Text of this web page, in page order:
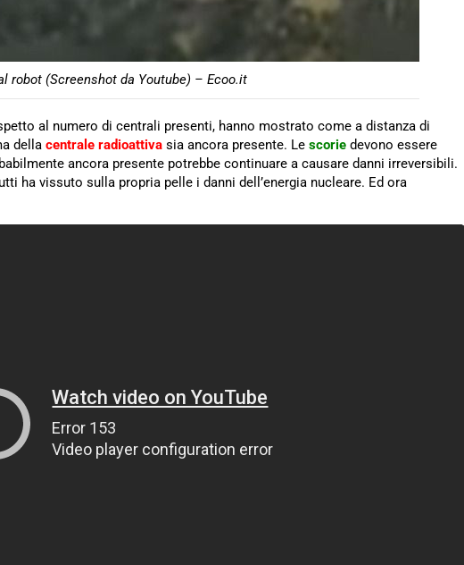
robot (Screenshot da Youtube) – Ecoo.it
al numero di centrali presenti, hanno mostrato come a distanza di
della centrale radioattiva sia ancora presente. Le scorie devono essere
ancora presente potrebbe continuare a causare danni irreversibili.
ha vissuto sulla propria pelle i danni dell’energia nucleare. Ed ora